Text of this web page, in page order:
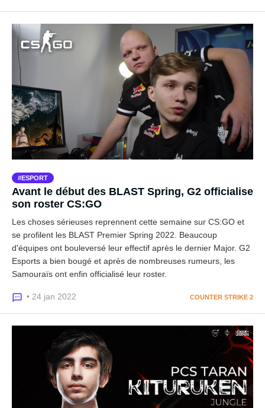
ESPORT
Avant le début des BLAST Spring, G2 officialise
son roster CS:GO
Les choses sérieuses reprennent cette semaine sur CS:GO et
se profilent les BLAST Premier Spring 2022. Beaucoup
d'équipes ont bouleversé leur effectif après le dernier Major. G2
Esports a bien bougé et après de nombreuses rumeurs, les
Samouraïs ont enfin officialisé leur roster.
• 24 jan 2022 COUNTER STRIKE 2